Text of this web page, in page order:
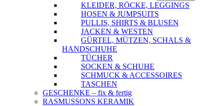
KLEIDER, RÖCKE, LEGGINGS
HOSEN & JUMPSUITS
PULLIS, SHIRTS & BLUSEN
JACKEN & WESTEN
GÜRTEL, MÜTZEN, SCHALS &
HANDSCHUHE
TÜCHER
SOCKEN & SCHUHE
SCHMUCK & ACCESSOIRES
TASCHEN
GESCHENKE – fix & fertig
RASMUSSONS KERAMIK